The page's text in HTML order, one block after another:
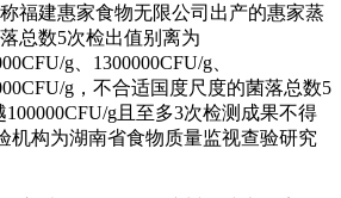
福建惠家食物无限公司出产的惠家蒸
总数5次检出值别离为
g、1300000CFU/g、
g，不合适国度尺度的菌落总数5
g且至多3次检测成果不得
机构为湖南省食物质量监视查验研究